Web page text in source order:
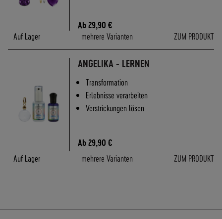
Ab29,90 €
Auf Lager
mehrere Varianten ZUM PRODUKT
ANGELIKA - LERNEN
Transformation
Erlebnisse verarbeiten
Verstrickungen lösen
Ab29,90 €
Auf Lager
mehrere Varianten ZUM PRODUKT